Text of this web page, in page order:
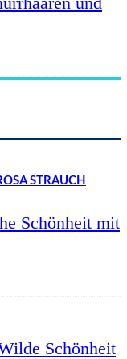
Schönheit mit
Schönheit